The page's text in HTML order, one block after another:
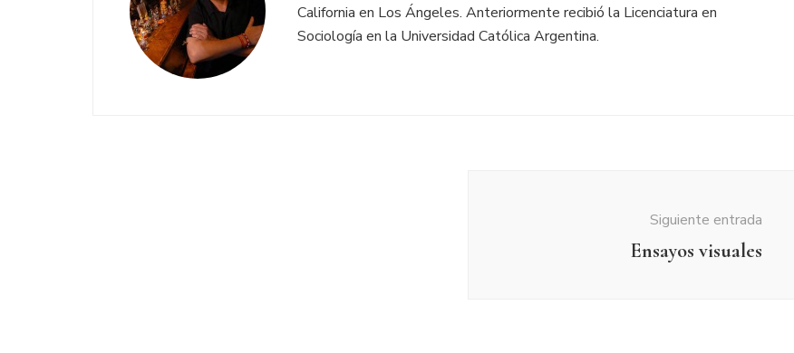
California en Los Ángeles. Anteriormente recibió la Licenciatura en
Sociología en la Universidad Católica Argentina.
Siguiente entrada
Ensayos visuales